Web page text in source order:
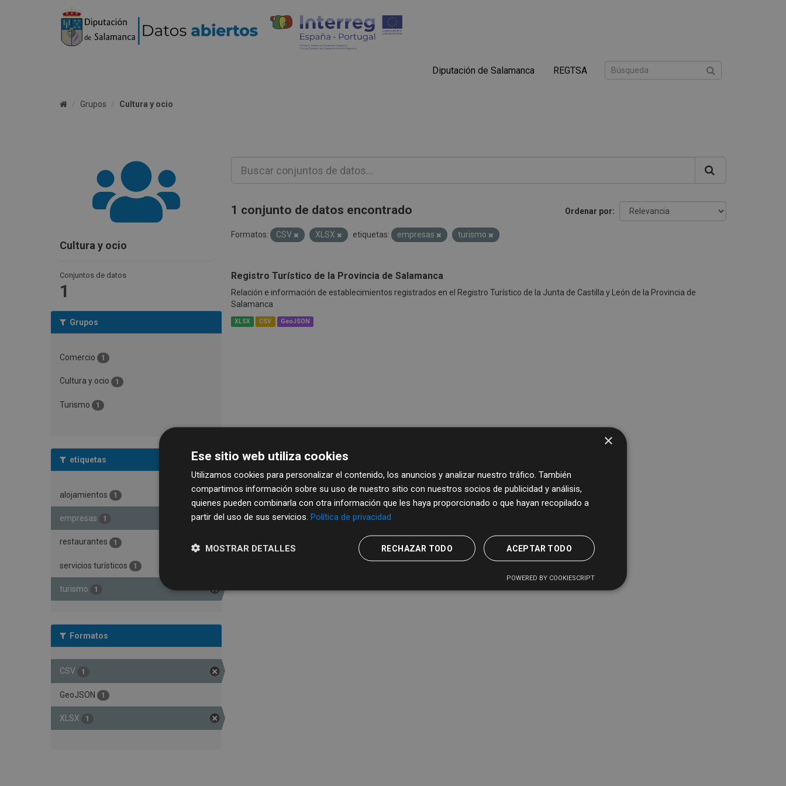
Diputación de Salamanca REGTSA
Grupos Cultura y ocio
Cultura y ocio
Conjuntos de datos
1
Grupos
Comercio 1
Cultura y ocio 1
Turismo 1
etiquetas
alojamientos 1
empresas 1
restaurantes 1
servicios turísticos 1
turismo 1
Formatos
CSV 1
GeoJSON 1
XLSX 1
Ordenar por
1 conjunto de datos encontrado
Formatos: CSV XLSX etiquetas: empresas turismo
Registro Turístico de la Provincia de Salamanca
Relación e información de establecimientos registrados en el Registro Turístico de la Junta de Castilla y León de la Provincia de
Salamanca
XLSX CSV GeoJSON
×
Ese sitio web utiliza cookies
Utilizamos cookies para personalizar el contenido, los anuncios y analizar nuestro tráfico. También
compartimos información sobre su uso de nuestro sitio con nuestros socios de publicidad y análisis,
quienes pueden combinarla con otra información que les haya proporcionado o que hayan recopilado a
partir del uso de sus servicios. Política de privacidad
ACEPTAR TODO
RECHAZAR TODO
MOSTRAR DETALLES
POWERED BY COOKIESCRIPT